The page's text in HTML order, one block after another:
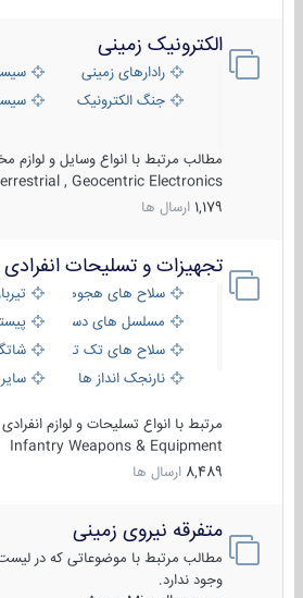
الکترونیک زمینی
رادارهای زمینی
جنگ الکترونیک
سیستم
مطالب مرتبط با انواع وسایل و لوازم
Terrestrial , Geocentric Electronics
1,179 ارسال ها
تجهیزات و تسلیحات انفرادی
سلاح های هجومی
مسلسل های دستی
سلاح های تک تیر اندازی
نارنجک انداز ها
سایر
مرتبط با انواع تسلیحات و لوازم انفرادی
Infantry Weapons & Equipment
8,489 ارسال ها
متفرقه نیروی زمینی
مطالب مرتبط با موضوعاتی که در لیست
وجود ندارد.